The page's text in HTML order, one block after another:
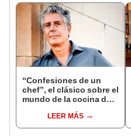
“Confesiones de un
chef”, el clásico sobre el
mundo de la cocina de
LEER MÁS